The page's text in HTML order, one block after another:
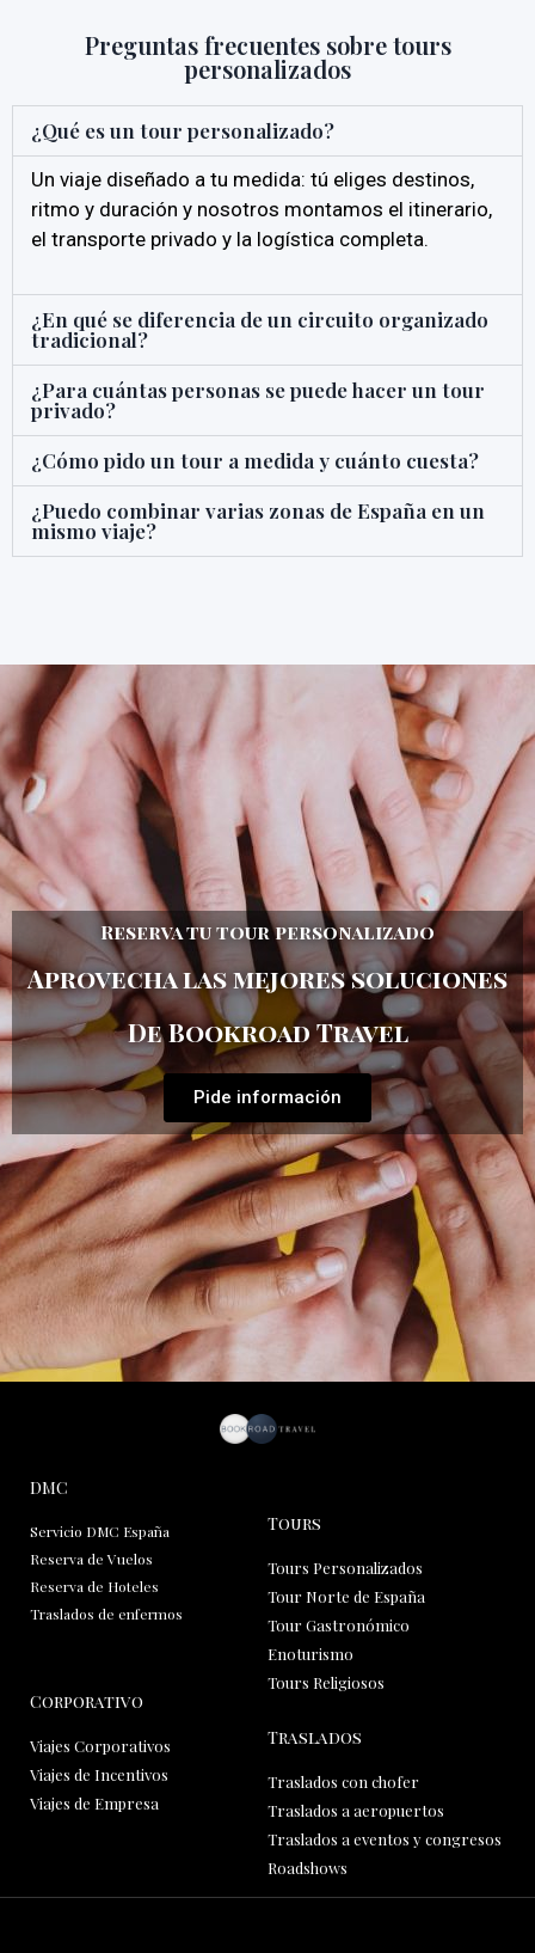
Preguntas frecuentes sobre tours
personalizados
¿Qué es un tour personalizado?
Un viaje diseñado a tu medida: tú eliges destinos,
ritmo y duración y nosotros montamos el itinerario,
el transporte privado y la logística completa.
¿En qué se diferencia de un circuito organizado
tradicional?
¿Para cuántas personas se puede hacer un tour
privado?
¿Cómo pido un tour a medida y cuánto cuesta?
¿Puedo combinar varias zonas de España en un
mismo viaje?
Reserva tu tour personalizado
Aprovecha las mejores soluciones
De Bookroad Travel
Pide información
DMC
Servicio DMC España
Reserva de Vuelos
Reserva de Hoteles
Traslados de enfermos
Tours
Tours Personalizados
Tour Norte de España
Tour Gastronómico
Enoturismo
Tours Religiosos
Corporativo
Viajes Corporativos
Viajes de Incentivos
Viajes de Empresa
Traslados
Traslados con chofer
Traslados a aeropuertos
Traslados a eventos y congresos
Roadshows